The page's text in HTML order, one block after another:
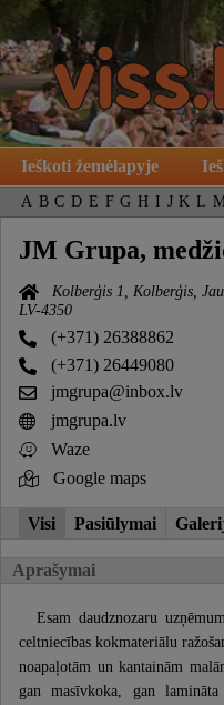
Ieškoti žemėlapyje
A B C D E F G H I J K L
JM Grupa,
Kolberģis 1, Kolberģis,
LV-4350
(+371) 26388862
(+371) 26449080
jmgrupa@inbox.lv
jmgrupa.lv
Waze
Google maps
Visi Pasiūlymai
Aprašymai
Esam daudznozaru
celtniecības kokmateriālu
noapaļotām un kantainām
gan masīvkoka, gan